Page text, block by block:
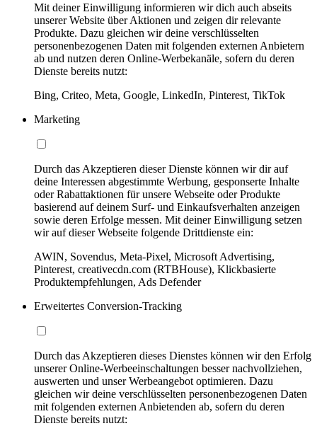
Mit deiner Einwilligung informieren wir dich auch abseits
unserer Website über Aktionen und zeigen dir relevante
Produkte. Dazu gleichen wir deine verschlüsselten
personenbezogenen Daten mit folgenden externen Anbietern
ab und nutzen deren Online-Werbekanäle, sofern du deren
Dienste bereits nutzt:
Bing, Criteo, Meta, Google, LinkedIn, Pinterest, TikTok
Marketing
Durch das Akzeptieren dieser Dienste können wir dir auf
deine Interessen abgestimmte Werbung, gesponserte Inhalte
oder Rabattaktionen für unsere Webseite oder Produkte
basierend auf deinem Surf- und Einkaufsverhalten anzeigen
sowie deren Erfolge messen. Mit deiner Einwilligung setzen
wir auf dieser Webseite folgende Drittdienste ein:
AWIN, Sovendus, Meta-Pixel, Microsoft Advertising,
Pinterest, creativecdn.com (RTBHouse), Klickbasierte
Produktempfehlungen, Ads Defender
Erweitertes Conversion-Tracking
Durch das Akzeptieren dieses Dienstes können wir den Erfolg
unserer Online-Werbeeinschaltungen besser nachvollziehen,
auswerten und unser Werbeangebot optimieren. Dazu
gleichen wir deine verschlüsselten personenbezogenen Daten
mit folgenden externen Anbietenden ab, sofern du deren
Dienste bereits nutzt: